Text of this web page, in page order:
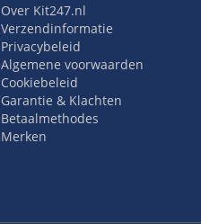
Over Kit247.nl
Verzendinformatie
Privacybeleid
Algemene voorwaarden
Cookiebeleid
Garantie & Klachten
Betaalmethodes
Merken